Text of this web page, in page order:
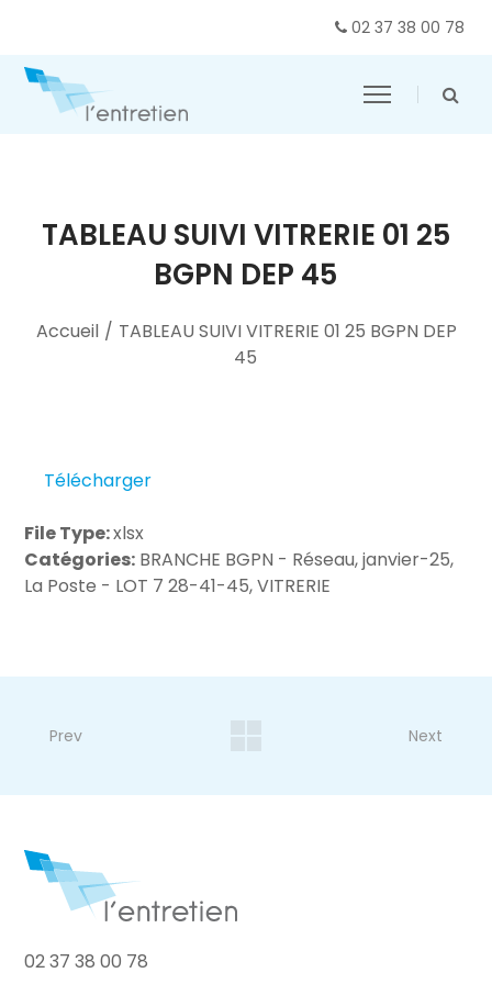
02 37 38 00 78
TABLEAU SUIVI VITRERIE 01 25
BGPN DEP 45
Accueil / TABLEAU SUIVI VITRERIE 01 25 BGPN DEP
45
Télécharger
File Type:xlsx
Catégories: BRANCHE BGPN - Réseau, janvier-25,
La Poste - LOT 7 28-41-45, VITRERIE
Prev Next
02 37 38 00 78